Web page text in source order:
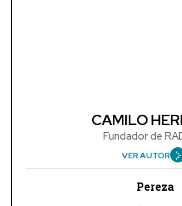
CAMILO
Fundador de
VER AUTOR
Pereza